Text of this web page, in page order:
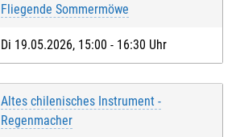
Fliegende Sommermöwe
Di 19.05.2026, 15:00 - 16:30 Uhr
Altes chilenisches Instrument -
Regenmacher